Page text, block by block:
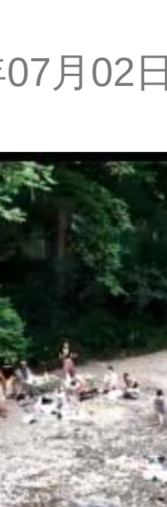
月02